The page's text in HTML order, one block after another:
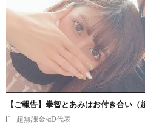
【ご報告】拳智とあみはお付き合い（
超無課金/αD代表